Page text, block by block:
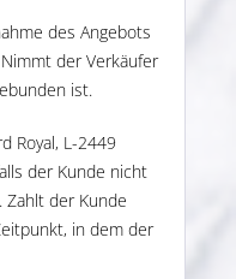
des Angebots
der Verkäufer
ist.
Royal, L-2449
der Kunde nicht
. Zahlt der Kunde
in dem der